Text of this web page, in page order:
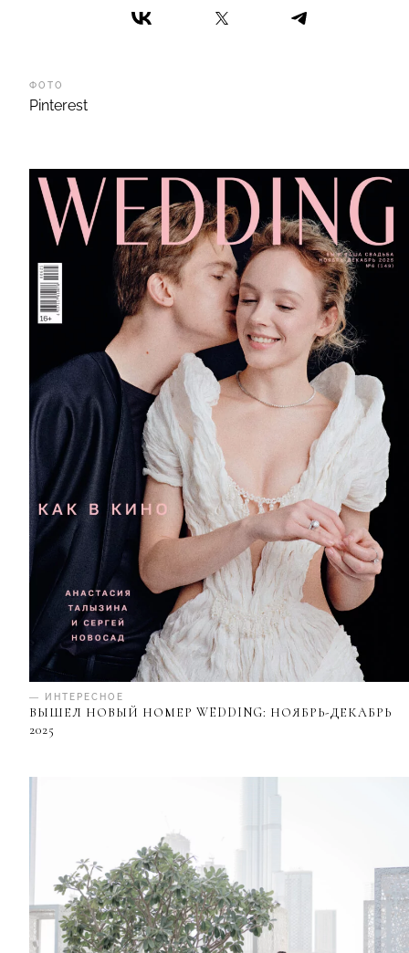
ФОТО
Pinterest
— ИНТЕРЕСНОЕ
ВЫШЕЛ НОВЫЙ НОМЕР WEDDING: НОЯБРЬ-ДЕКАБРЬ
2025